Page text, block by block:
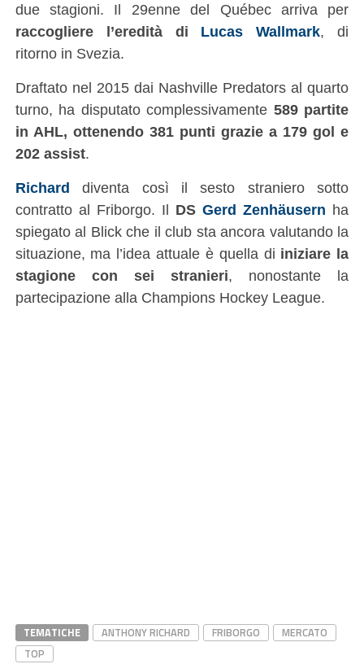
due stagioni. Il 29enne del Québec arriva per
raccogliere l’eredità di Lucas Wallmark, di
ritorno in Svezia.
Draftato nel 2015 dai Nashville Predators al quarto
turno, ha disputato complessivamente 589 partite
in AHL, ottenendo 381 punti grazie a 179 gol e
202 assist.
Richard diventa così il sesto straniero sotto
contratto al Friborgo. Il DSGerd Zenhäusern ha
spiegato al Blick che il club sta ancora valutando la
situazione, ma l’idea attuale è quella di iniziare la
stagione con sei stranieri, nonostante la
partecipazione alla Champions Hockey League.
TEMATICHE ANTHONY RICHARD FRIBORGO
MERCATO
TOP